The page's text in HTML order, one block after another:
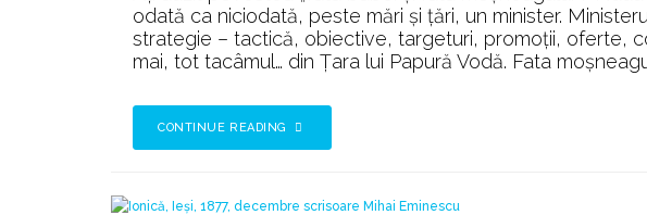
şi
fata
odată ca niciodată, peste mări și țări, un minister.
strategie – tactică, obiective, targeturi, promoții, oferte,
mai, tot tacâmul… din Țara lui Papură Vodă. Fata
CONTINUE READING